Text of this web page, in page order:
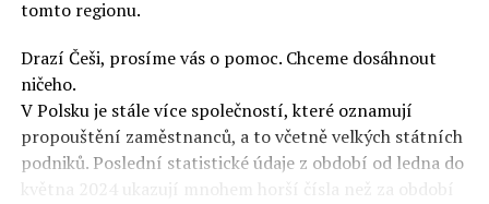
Tuskova čísla jsou ale ujetá i jinde, pokračoval
Ziemkiewicz. „Ve vládní aféře PiS kolem vydávání víz
Tusk tvrdil, že za vlády dnešní opozice se nelegálně
prodalo 600 000 víz do Polska. Byla na to dokonce
vytvořena parlamentní vyšetřovací komise, která přišla
ale pouze na to, že 220 víz do Polska bylo
prostřednictvím úplatků uspíšeno, tedy že víza byla
tomto regionu.
Drazí Češi, prosíme vás o pomoc. Chceme dosáhnout
ničeho.
V Polsku je stále více společností, které oznamují
propouštění zaměstnanců, a to včetně velkých státních
podniků. Poslední statistické údaje z období od ledna do
května 2024 ukazují mnohem horší čísla než za období